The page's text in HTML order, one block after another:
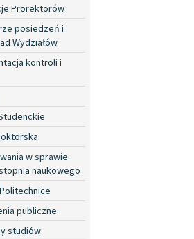
Prorektorów
posiedzeń i
Wydziałów
kontroli i
w sprawie
naukowego
publiczne
studiów